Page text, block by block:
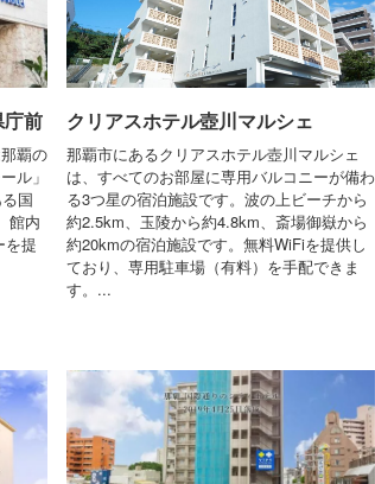
前
覇の
ル」
国
館内
を提
クリアスホテル壺川マルシェ
那覇市にあるクリアスホテル壺川マルシェ
は、すべてのお部屋に専用バルコニーが備わ
る3つ星の宿泊施設です。波の上ビーチから
約2.5km、玉陵から約4.8km、斎場御嶽から
約20kmの宿泊施設です。無料WiFiを提供し
ており、専用駐車場（有料）を手配できま
す。...